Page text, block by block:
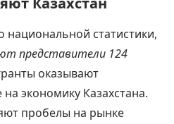
статистики,
представители 124
оказывают
экономику Казахстана.
пробелы на рынке